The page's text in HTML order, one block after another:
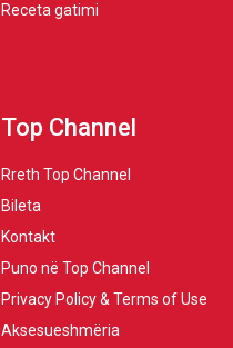
Receta gatimi
Top Channel
Rreth Top Channel
Bileta
Kontakt
Puno në Top Channel
Privacy Policy & Terms of Use
Aksesueshmëria